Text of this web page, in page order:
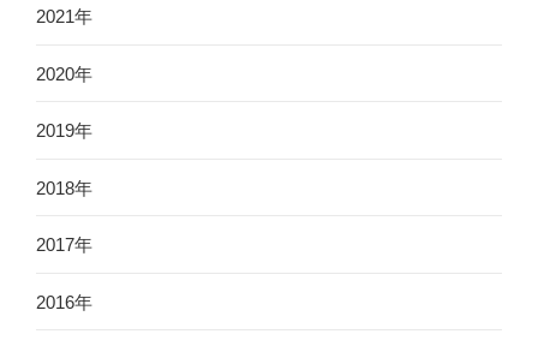
2021年
2020年
2019年
2018年
2017年
2016年